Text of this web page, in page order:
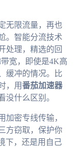
无限流量，再也
。智能分流技术
处理，精选的回
宽，即使是4K高
缓冲的情况。比
，用番茄加速器
没什么区别。
加密专线传输，
方窃取，保护你
下，还是用自己